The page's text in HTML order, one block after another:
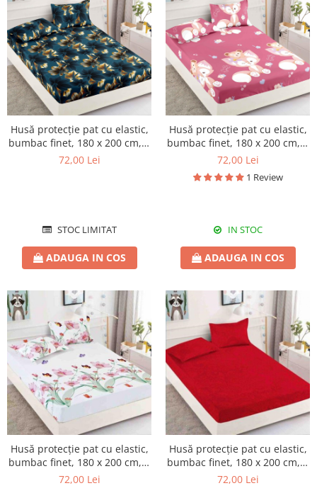
Husă protecție pat cu elastic,
bumbac finet, 180 x 200 cm, 3
piese, HPP07
72,00 Lei
STOC LIMITAT
ADAUGA IN COS
Husă protecție pat cu elastic,
bumbac finet, 180 x 200 cm, 3
piese, HPP09
72,00 Lei
1 Review
IN STOC
ADAUGA IN COS
Husă protecție pat cu elastic,
bumbac finet, 180 x 200 cm, 3
piese, HPP10
72,00 Lei
Husă protecție pat cu elastic,
bumbac finet, 180 x 200 cm, 3
piese, HPP11
72,00 Lei